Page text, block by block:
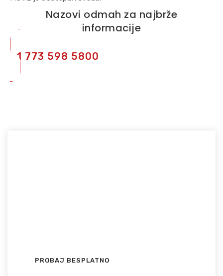
Nazovi odmah za najbrže
informacije
+1 773 598 5800
PROBAJ BESPLATNO